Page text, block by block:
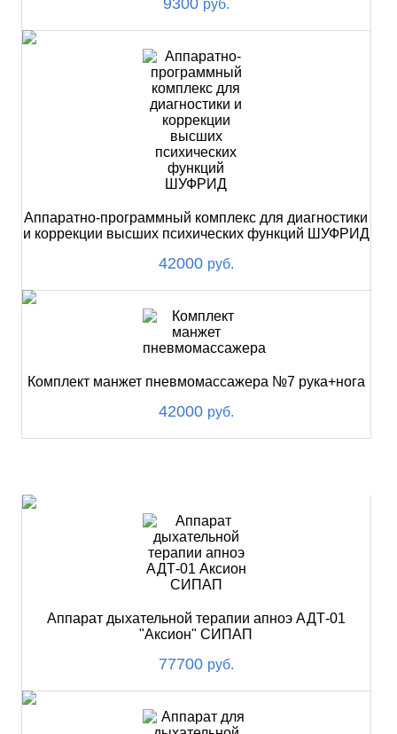
руб.
Аппаратно-программный комплекс для диагностики
и коррекции высших психических функций ШУФРИД
42000 руб.
Комплект манжет пневмомассажера №7 рука+нога
42000 руб.
Аппарат дыхательной терапии апноэ АДТ-01
"Аксион" СИПАП
77700 руб.